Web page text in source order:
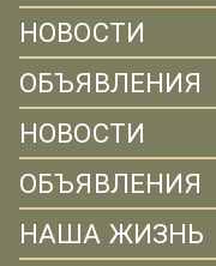
НОВОСТИ
ОБЪЯВЛЕНИЯ
НОВОСТИ
ОБЪЯВЛЕНИЯ
НАША ЖИЗНЬ